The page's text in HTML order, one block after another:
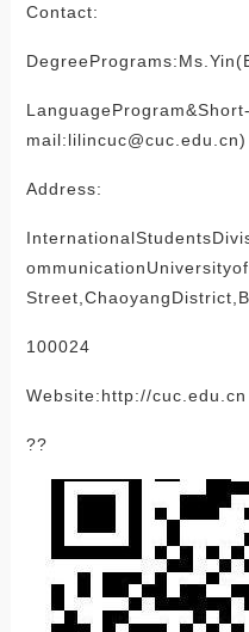
Contact:
mail:lilincuc@cuc.edu.cn)
Address:
100024
Website:http://cuc.edu.cn
??